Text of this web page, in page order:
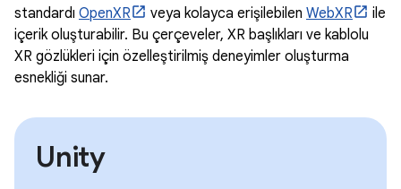
standardı OpenXR veya kolayca erişilebilen WebXR
ile
içerik oluşturabilir. Bu çerçeveler, XR başlıkları ve kablolu
XR gözlükleri için özelleştirilmiş deneyimler oluşturma
esnekliği sunar.
Unity